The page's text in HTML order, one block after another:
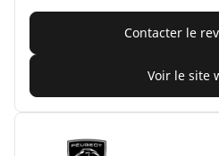
Contacter le
Voir le site